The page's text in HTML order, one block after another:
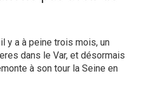
y a à peine trois mois, un
dans le Var, et désormais
à son tour la Seine en